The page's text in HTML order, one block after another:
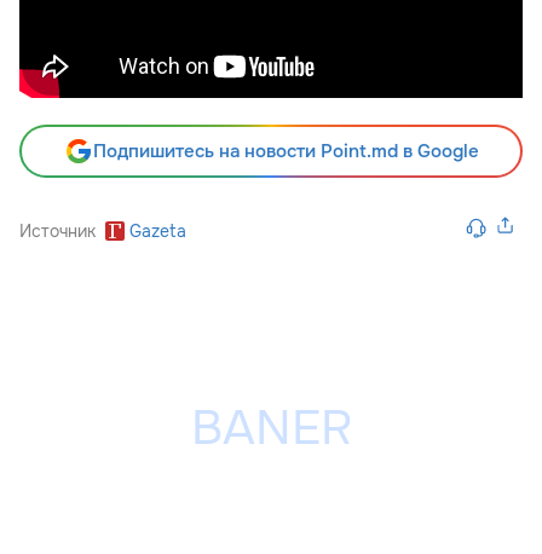
Подпишитесь на новости Point.md в Google
Источник Gazeta